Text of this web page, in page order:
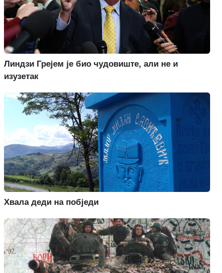
Линдзи Грејем је био чудовиште, али не и
изузетак
Хвала деди на побједи